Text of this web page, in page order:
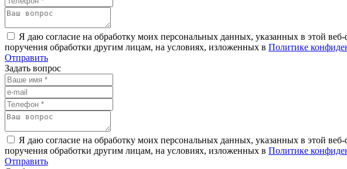
Я даю согласие на обработку моих персональных данных, указанных в этой
поручения обработки другим лицам, на условиях, изложенных в Политике
Отправить
Задать вопрос
Я даю согласие на обработку моих персональных данных, указанных в этой
поручения обработки другим лицам, на условиях, изложенных в Политике
Отправить